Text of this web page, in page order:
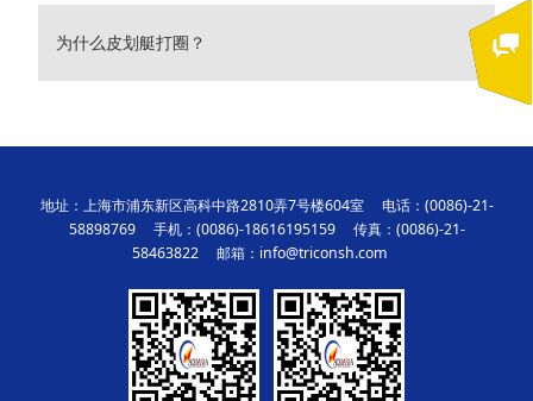
为什么皮划艇打圈？
地址：上海市浦东新区高科中路2810弄7号楼604室 电话：(0086)-21-
58898769 手机：(0086)-18616195159 传真：(0086)-21-
58463822 邮箱：info@triconsh.com